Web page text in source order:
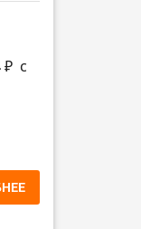
₽ с